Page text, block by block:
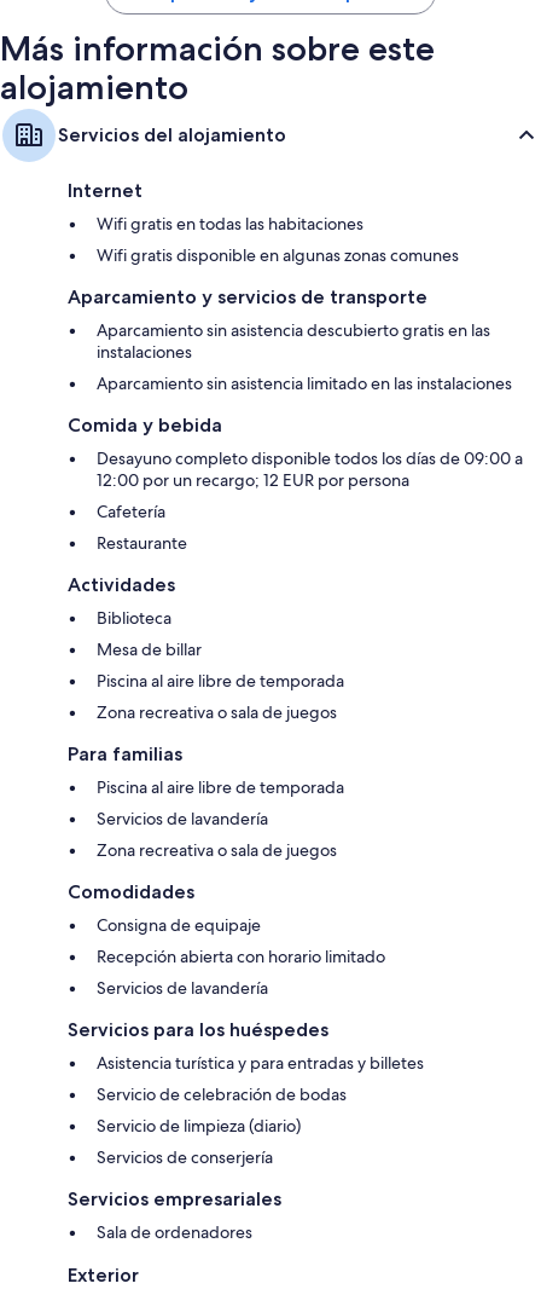
75 €
Más información sobre este
alojamiento
Servicios del alojamiento
Internet
Wifi gratis en todas las habitaciones
Wifi gratis disponible en algunas zonas comunes
Aparcamiento y servicios de transporte
Aparcamiento sin asistencia descubierto gratis en las
instalaciones
Aparcamiento sin asistencia limitado en las instalaciones
Comida y bebida
Desayuno completo disponible todos los días de 09:00 a
12:00 por un recargo; 12 EUR por persona
Cafetería
Restaurante
Actividades
Biblioteca
Mesa de billar
Piscina al aire libre de temporada
Zona recreativa o sala de juegos
Para familias
Piscina al aire libre de temporada
Servicios de lavandería
Zona recreativa o sala de juegos
Comodidades
Consigna de equipaje
Recepción abierta con horario limitado
Servicios de lavandería
Servicios para los huéspedes
Asistencia turística y para entradas y billetes
Servicio de celebración de bodas
Servicio de limpieza (diario)
Servicios de conserjería
Servicios empresariales
Sala de ordenadores
Exterior